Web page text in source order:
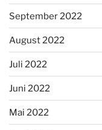
September 2022
August 2022
Juli 2022
Juni 2022
Mai 2022